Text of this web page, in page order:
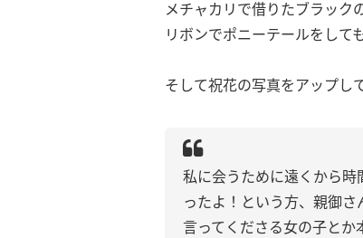
メチャカリで借りたブラック
リボンでポニーテールをして
そして祝花の写真をアップし
私に会うために遠くから
ったよ！という方、親御
言ってくださる女の子とか